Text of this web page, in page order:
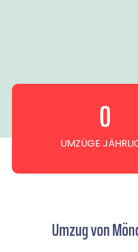
UMZÜGE
0
Umzug von